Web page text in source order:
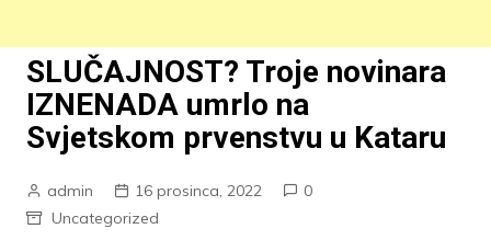
SLUČAJNOST? Troje novinara
IZNENADA umrlo na
Svjetskom prvenstvu u Kataru
admin 16 prosinca, 2022
0
Uncategorized